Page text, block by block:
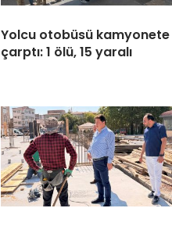
Yolcu otobüsü kamyonete
çarptı: 1 ölü, 15 yaralı